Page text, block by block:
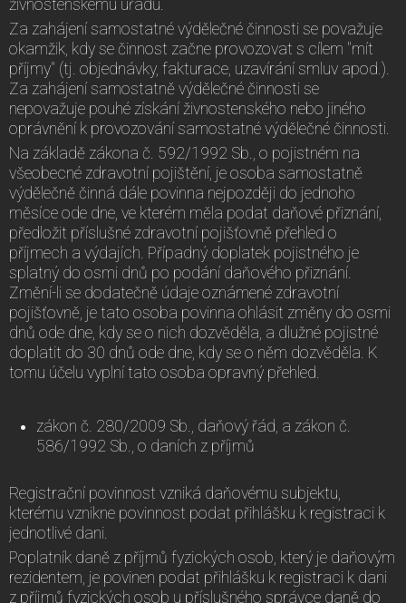
živnostenskému úřadu.
Za zahájení samostatné výdělečné činnosti se považuje
okamžik, kdy se činnost začne provozovat s cílem "mít
příjmy" (tj. objednávky, fakturace, uzavírání smluv apod.).
Za zahájení samostatně výdělečné činnosti se
nepovažuje pouhé získání živnostenského nebo jiného
oprávnění k provozování samostatné výdělečné činnosti.
Na základě zákona č. 592/1992 Sb., o pojistném na
všeobecné zdravotní pojištění, je osoba samostatně
výdělečně činná dále povinna nejpozději do jednoho
měsíce ode dne, ve kterém měla podat daňové přiznání,
předložit příslušné zdravotní pojišťovně přehled o
příjmech a výdajích. Případný doplatek pojistného je
splatný do osmi dnů po podání daňového přiznání.
Změní-li se dodatečně údaje oznámené zdravotní
pojišťovně, je tato osoba povinna ohlásit změny do osmi
dnů ode dne, kdy se o nich dozvěděla, a dlužné pojistné
doplatit do 30 dnů ode dne, kdy se o něm dozvěděla. K
tomu účelu vyplní tato osoba opravný přehled.
zákon č. 280/2009 Sb., daňový řád, a zákon č.
586/1992 Sb., o daních z příjmů
Registrační povinnost vzniká daňovému subjektu,
kterému vznikne povinnost podat přihlášku k registraci k
jednotlivé dani.
Poplatník daně z příjmů fyzických osob, který je daňovým
rezidentem, je povinen podat přihlášku k registraci k dani
z příjmů fyzických osob u příslušného správce daně do